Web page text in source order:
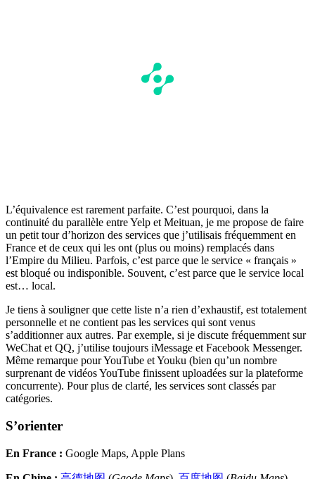
L’équivalence est rarement parfaite. C’est pourquoi, dans la
continuité du parallèle entre Yelp et Meituan, je me propose de faire
un petit tour d’horizon des services que j’utilisais fréquemment en
France et de ceux qui les ont (plus ou moins) remplacés dans
l’Empire du Milieu. Parfois, c’est parce que le service « français »
est bloqué ou indisponible. Souvent, c’est parce que le service local
est… local.
Je tiens à souligner que cette liste n’a rien d’exhaustif, est totalement
personnelle et ne contient pas les services qui sont venus
s’additionner aux autres. Par exemple, si je discute fréquemment sur
WeChat et QQ, j’utilise toujours iMessage et Facebook Messenger.
Même remarque pour YouTube et Youku (bien qu’un nombre
surprenant de vidéos YouTube finissent uploadées sur la plateforme
concurrente). Pour plus de clarté, les services sont classés par
catégories.
S’orienter
En France : Google Maps, Apple Plans